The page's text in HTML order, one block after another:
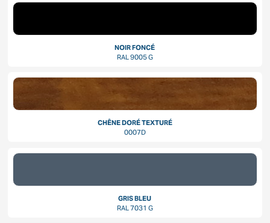
NOIR FONCÉ
RAL 9005 G
CHÊNE DORÉ TEXTURÉ
0007D
GRIS BLEU
RAL 7031 G